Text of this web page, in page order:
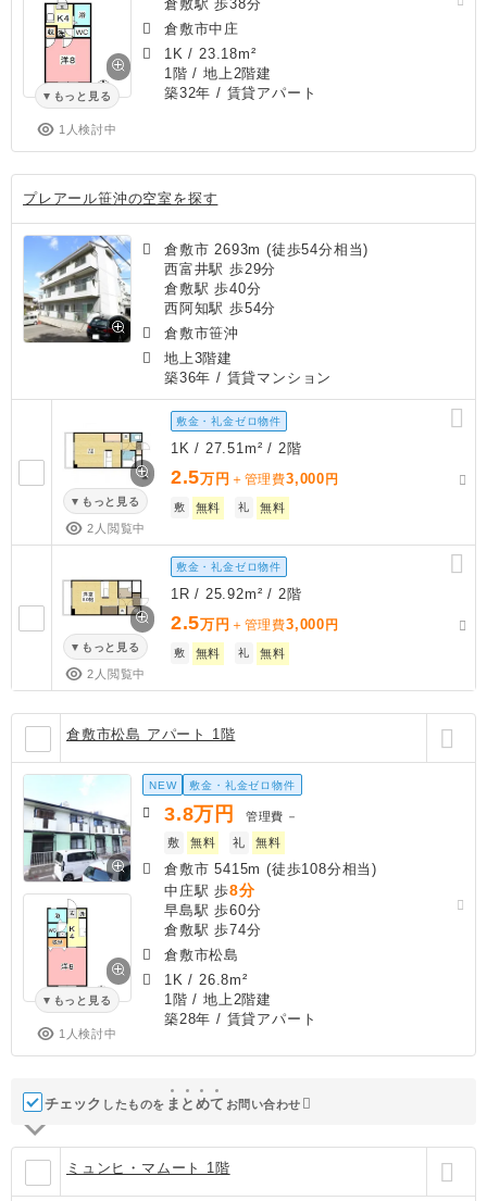
もっと見る
1人検討中
倉敷駅 歩38分
倉敷市中庄
1K / 23.18m²
1階 / 地上2階建
築32年 / 賃貸アパート
プレアール笹沖の空室を探す
倉敷市 2693m (徒歩54分相当)
西富井駅 歩29分
倉敷駅 歩40分
西阿知駅 歩54分
倉敷市笹沖
地上3階建
築36年 / 賃貸マンション
もっと見る
2人閲覧中
敷金・礼金ゼロ物件
1K / 27.51m² / 2階
2.5万円 ＋管理費3,000 円
敷 無料 礼 無料
もっと見る
2人閲覧中
敷金・礼金ゼロ物件
1R / 25.92m² / 2階
2.5万円 ＋管理費3,000 円
敷 無料 礼 無料
倉敷市松島 アパート 1階
もっと見る
1人検討中
NEW 敷金・礼金ゼロ物件
3.8万円 管理費 －
敷
無料 礼 無料
倉敷市 5415m (徒歩108分相当)
中庄駅 歩8分
早島駅 歩60分
倉敷駅 歩74分
倉敷市松島
1K / 26.8m²
1階 / 地上2階建
築28年 / 賃貸アパート
チェック したものを ま と めて お問い合わせ
ミュンヒ・マムート 1階